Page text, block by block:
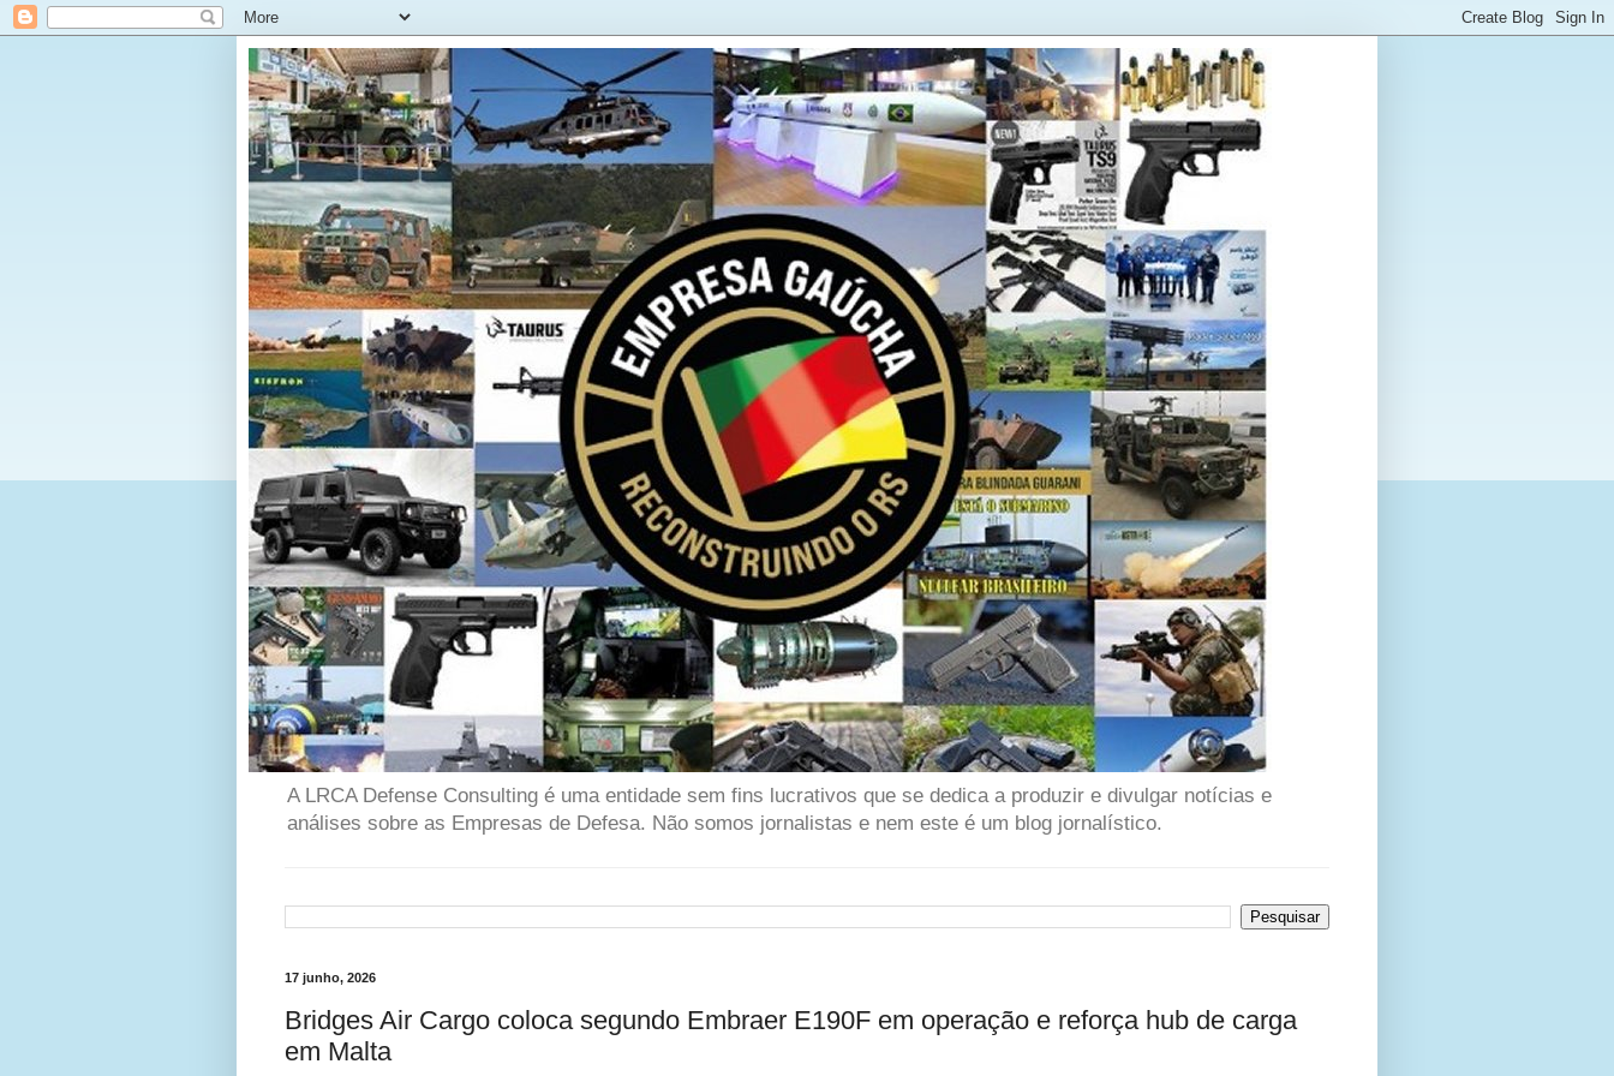
A LRCA Defense Consulting é uma entidade sem fins lucrativos que se dedica a produzir e divulgar notícias e
análises sobre as Empresas de Defesa. Não somos jornalistas e nem este é um blog jornalístico.
17 junho, 2026
Bridges Air Cargo coloca segundo Embraer E190F em operação e reforça hub de carga
em Malta